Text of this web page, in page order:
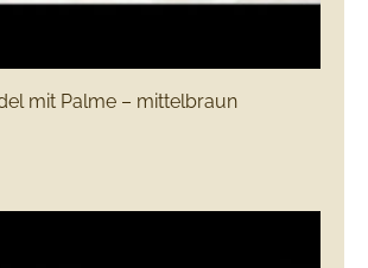
mit Palme – mittelbraun